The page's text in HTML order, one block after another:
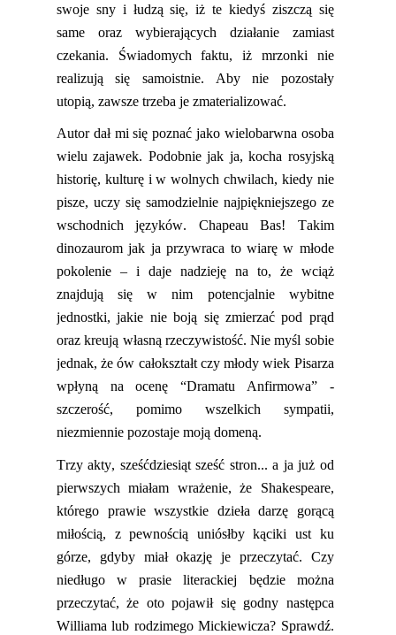
swoje sny i łudzą się, iż te kiedyś ziszczą się
same oraz wybierających działanie zamiast
czekania. Świadomych faktu, iż mrzonki nie
realizują się samoistnie. Aby nie pozostały
utopią, zawsze trzeba je zmaterializować.
Autor dał mi się poznać jako wielobarwna osoba
wieluzajawek. Podobnie jak ja, kocha rosyjską
historię, kulturę i w wolnych chwilach, kiedy nie
pisze, uczy się samodzielnie najpiękniejszego ze
wschodnich języków. ChapeauBas! Takim
dinozaurom jak ja przywraca to wiarę w młode
pokolenie – i daje nadzieję na to, że wciąż
znajdują się w nim potencjalnie wybitne
jednostki,jakie nie boją sięzmierzać pod prąd
oraz kreują własną rzeczywistość. Nie myśl sobie
jednak, żeów całokształt czy młody wiek Pisarza
wpłyną na ocenę “DramatuAnfirmowa” -
szczerość, pomimo wszelkich sympatii,
niezmiennie pozostaje moją domeną.
Trzy akty, sześćdziesiąt sześć stron...a ja już od
pierwszych miałam wrażenie, że Shakespeare,
którego prawie wszystkie dzieła darzę gorącą
miłością, z pewnością uniósłby kąciki ust ku
górze, gdyby miał okazję je przeczytać. Czy
niedługo w prasie literackiej będzie można
przeczytać, że otopojawił się godny następca
Williama lub rodzimego Mickiewicza? Sprawdź.